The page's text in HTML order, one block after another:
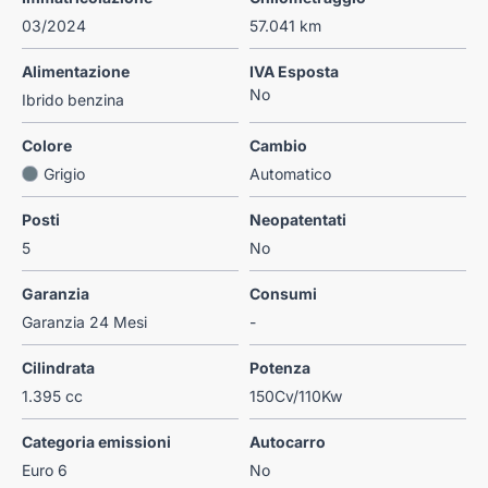
03/2024
57.041 km
Alimentazione
Ibrido benzina
IVA Esposta
No
Colore
Grigio
Cambio
Automatico
Posti
5
Neopatentati
No
Garanzia
Garanzia 24 Mesi
Consumi
-
Cilindrata
1.395 cc
Potenza
150Cv/110Kw
Categoria emissioni
Euro 6
Autocarro
No